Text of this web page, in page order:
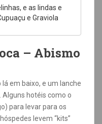
e as lindas e
e Graviola
– Abismo
em baixo, e um lanche
Alguns hotéis como o
para levar para os
levem “kits”